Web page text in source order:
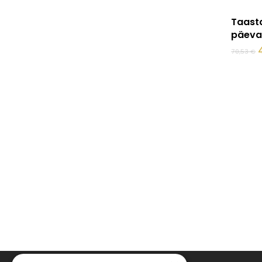
70,53€